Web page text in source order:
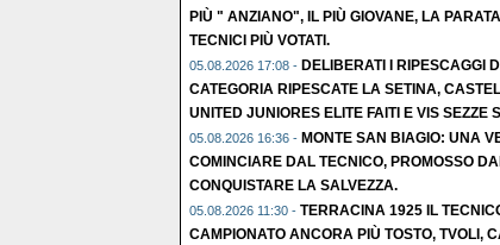
PIÙ " ANZIANO", IL PIÙ GIOVANE, LA
TECNICI PIÙ VOTATI.
05.08.2026 17:08 - DELIBERATI I RIPESCAGGI
CATEGORIA RIPESCATE LA SETINA,
UNITED JUNIORES ELITE FAITI E VIS SEZZE
05.08.2026 16:36 - MONTE SAN BIAGIO: UNA
COMINCIARE DAL TECNICO, PROMOSSO
CONQUISTARE LA SALVEZZA.
05.08.2026 11:30 - TERRACINA 1925 IL
CAMPIONATO ANCORA PIÙ TOSTO, TVOLI,